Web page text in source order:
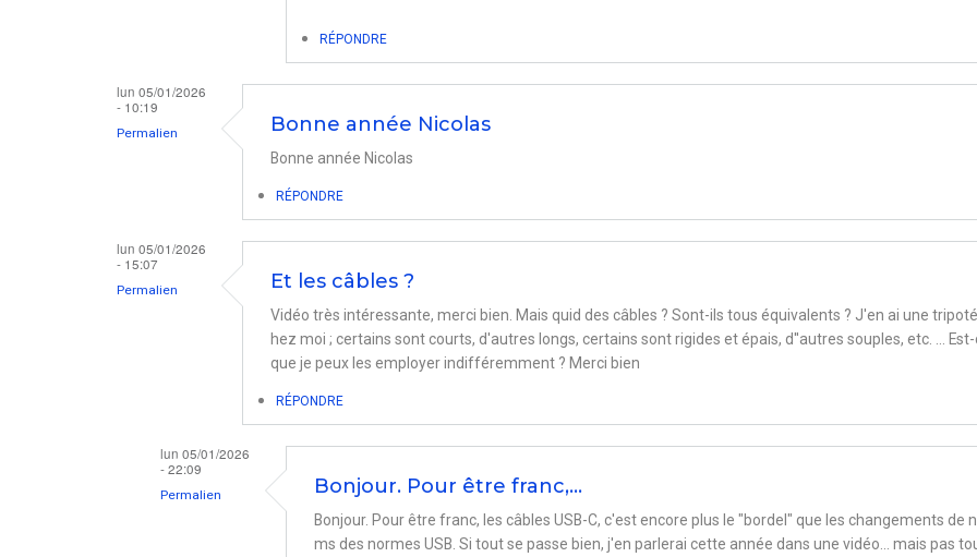
par
RÉPONDRE
lun 05/01/2026
- 10:19
Permalien Bonne année Nicolas
Bonne année Nicolas
RÉPONDRE
lun 05/01/2026
- 15:07
Permalien Et les câbles ?
Vidéo très intéressante, merci bien. Mais quid des câbles ? Sont-ils tous équivalents ? J'en ai une
hez moi ; certains sont courts, d'autres longs, certains sont rigides et épais, d''autres souples, etc. ... Est-
que je peux les employer indifféremment ? Merci bien
RÉPONDRE
lun 05/01/2026
- 22:09
Permalien Bonjour. Pour être franc,…
Bonjour. Pour être franc, les câbles USB-C, c'est encore plus le "bordel" que les changements de
ms des normes USB. Si tout se passe bien, j'en parlerai cette année dans une vidéo... mais pas